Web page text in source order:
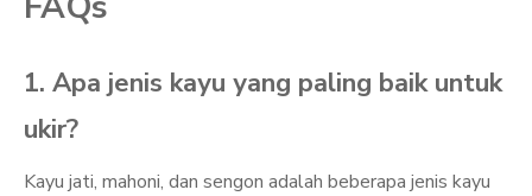
1. Apa jenis kayu yang paling baik untuk
ukir?
Kayu jati, mahoni, dan sengon adalah beberapa jenis kayu